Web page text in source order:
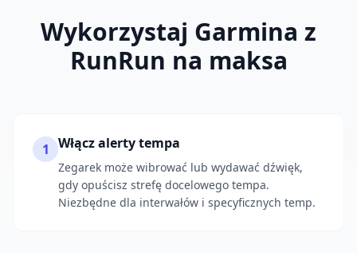
Wykorzystaj Garmina z
RunRun na maksa
1 Włącz alerty tempa
Zegarek może wibrować lub wydawać dźwięk,
gdy opuścisz strefę docelowego tempa.
Niezbędne dla interwałów i specyficznych temp.